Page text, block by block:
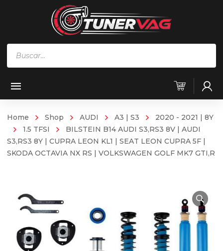
Home Shop AUDI A3 | S3
2020 - 2021 | 8Y
1.5 TFSI
BILSTEIN B14 AUDI S3,RS3 8V | AUDI
S3,RS3 8Y | CUPRA LEON KL1 | SEAT LEON CUPRA 5F |
SKODA OCTAVIA NX RS | VOLKSWAGEN GOLF MK7 GTI,R